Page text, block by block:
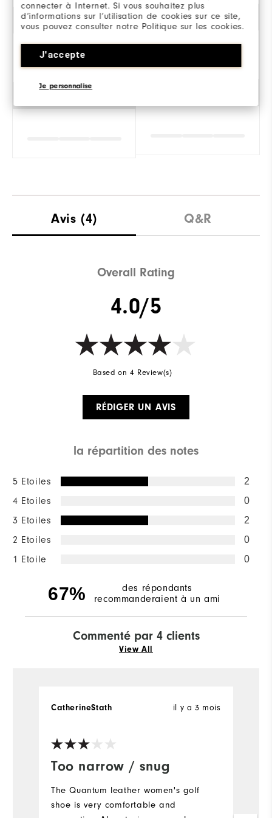
connecter à Internet. Si vous souhaitez plus
d’informations sur l’utilisation de cookies sur ce site,
vous pouvez consulter notre Politique sur les cookies.
J'accepte
Je personnalise
Stabilité
Avis (4) Q&R
Overall Rating
4.0/5
Based on 4 Review(s)
RÉDIGER UN AVIS
la répartition des notes
5 Etoiles 2
4 Etoiles 0
3 Etoiles 2
2 Etoiles 0
1 Etoile 0
67%
des répondants
recommanderaient à un ami
Commenté par 4 clients
View All
Too narrow / snug
il y a 3 mois
CatherineStath
The Quantum leather women's golf
shoe is very comfortable and